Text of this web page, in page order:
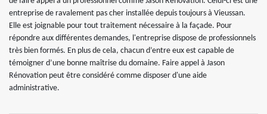
entreprise de ravalement pas cher installée depuis toujours à Vieussan.
Elle est joignable pour tout traitement nécessaire à la façade. Pour
répondre aux différentes demandes, l'entreprise dispose de professionnels
très bien formés. En plus de cela, chacun d’entre eux est capable de
témoigner d’une bonne maîtrise du domaine. Faire appel à Jason
Rénovation peut être considéré comme disposer d'une aide
administrative.